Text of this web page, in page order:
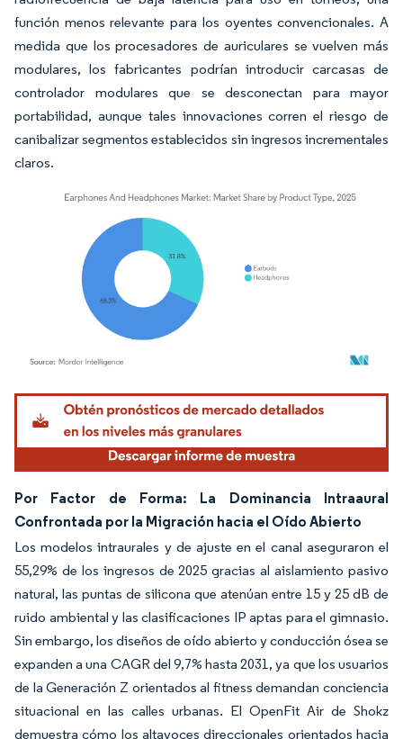
función menos relevante para los oyentes convencionales. A
medida que los procesadores de auriculares se vuelven más
modulares, los fabricantes podrían introducir carcasas de
controlador modulares que se desconectan para mayor
portabilidad, aunque tales innovaciones corren el riesgo de
canibalizar segmentos establecidos sin ingresos incrementales
claros.
Imagen © Mordor Intelligence. El uso requiere atribución según CC BY 4.0.
Por Factor de Forma: La Dominancia Intraaural
Confrontada por la Migración hacia el Oído Abierto
Los modelos intraurales y de ajuste en el canal aseguraron el
55,29% de los ingresos de 2025 gracias al aislamiento pasivo
natural, las puntas de silicona que atenúan entre 15 y 25 dB de
ruido ambiental y las clasificaciones IP aptas para el gimnasio.
Sin embargo, los diseños de oído abierto y conducción ósea se
expanden a una CAGR del 9,7% hasta 2031, ya que los usuarios
de la Generación Z orientados al fitness demandan conciencia
situacional en las calles urbanas. El OpenFit Air de Shokz
demuestra cómo los altavoces direccionales orientados hacia